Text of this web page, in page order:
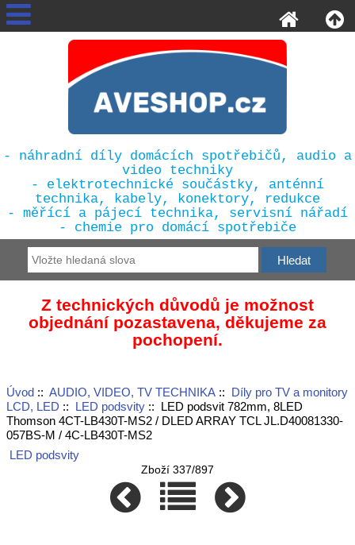
- náhradní díly domácích spotřebičů, audio a
video techniky
- elektrotechnické součástky, anténní
technika, kabely, konektory, redukce
- měřící a pájecí technika, servisní nářadí
- chemie pro domácí spotřebiče
Z technických důvodů je možnost
objednání pozastavena, děkujeme za
pochopení.
Úvod:: AUDIO, VIDEO, TV TECHNIKA:: Díly pro TV a monitory
LCD, LED :: LED podsvity:: LED podsvit 782mm, 8LED
Thomson 4CT-LB430T-MS2 / DLED ARRAY TCL JL.D40081330-
057BS-M / 4C-LB430T-MS2
LED podsvity
Zboží 337/897